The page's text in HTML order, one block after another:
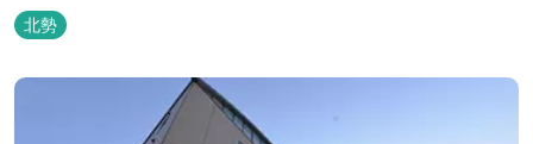
ぶらで楽しむ事ができますよ！釣り掘がありますので、釣ったその
場で味わえる「マス釣り」も人気です。 宿泊施設も完備していま
す！ご家族で、友人で、様々なイベントで、ぜひご利用ください。
北勢